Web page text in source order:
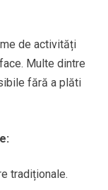
de activități
Multe dintre
fără a plăti
tradiționale.